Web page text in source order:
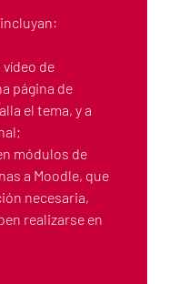
de
página de
el tema, y a
módulos de
a Moodle, que
necesaria,
realizarse en